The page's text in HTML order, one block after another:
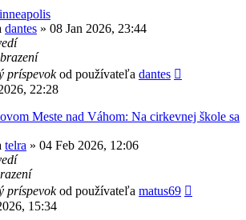
dantes » 08 Jan 2026, 23:44
príspevokod používateľa dantes
22:28
Meste nad Váhom: Na cirkevnej škole sa
telra » 04 Feb 2026, 12:06
príspevokod používateľa matus69
15:34